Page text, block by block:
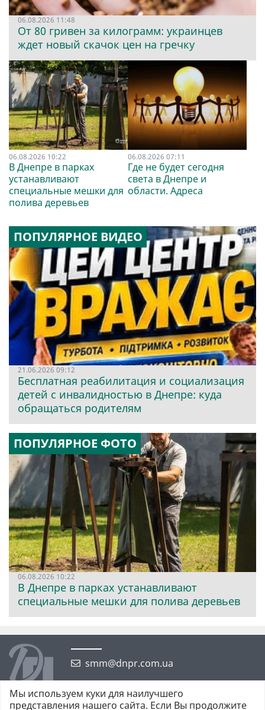
06.08.2026 11:48
От 80 гривен за килограмм: украинцев
ждет новый скачок цен на гречку
06.08.2026 10:22
В Днепре в парках
устанавливают
специальные мешки для
полива деревьев
06.08.2026 07:11
Где не будет сегодня
света в Днепре и
области. Адреса
ПОПУЛЯРНОЕ ВИДЕО
21.06.2026 09:12
Бесплатная реабилитация и социализация
детей с инвалидностью в Днепре: куда
обращаться родителям
ПОПУЛЯРНОЕ ФОТО
06.08.2026 10:22
В Днепре в парках устанавливают
специальные мешки для полива деревьев
smm@dnpr.com.ua
Мы используем куки для наилучшего
представления нашего сайта. Если Вы продолжите